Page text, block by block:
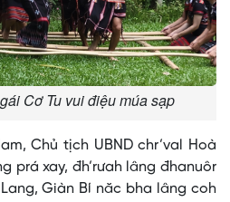
Cơ Tu vui điệu múa sạp
Chủ tịch UBND chr’val Hoà
prá xay, đh’rưah lâng đhanuôr
Giàn Bí năc bha lâng coh